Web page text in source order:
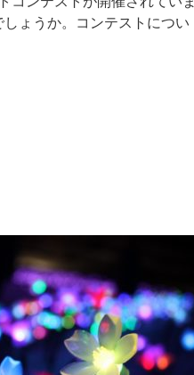
ょうか。コンテストについ